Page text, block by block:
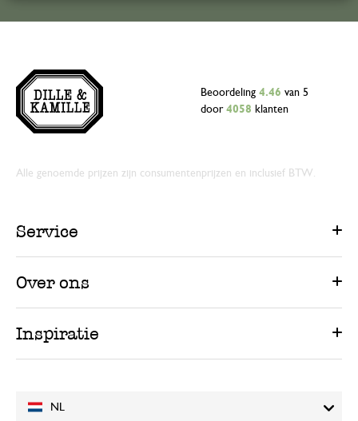
NL
Beoordeling 4.46 van 5
door 4058 klanten
Alle genoemde prijzen zijn consumentenprijzen en inclusief BTW.
Service
Over ons
Inspiratie